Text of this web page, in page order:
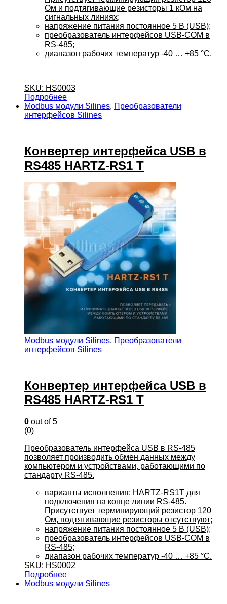
Ом и подтягивающие резисторы 1 кОм на
сигнальных линиях;
напряжение питания постоянное 5 В (USB);
преобразователь интерфейсов USB-COM в
RS-485;
диапазон рабочих температур -40 … +85 °C.
SKU: HS0003
Подробнее
Modbus модули Silines, Преобразователи
интерфейсов Silines
Конвертер интерфейса USB в
RS485 HARTZ-RS1 T
Modbus модули Silines, Преобразователи
интерфейсов Silines
Конвертер интерфейса USB в
RS485 HARTZ-RS1 T
0 out of 5
(0)
Преобразователь интерфейса USB в RS-485
позволяет производить обмен данных между
компьютером и устройствами, работающими по
стандарту RS-485.
варианты исполнения: HARTZ-RS1T для
подключения на конце линии RS-485.
Присутствует терминирующий резистор 120
Ом, подтягивающие резисторы отсутствуют;
напряжение питания постоянное 5 В (USB);
преобразователь интерфейсов USB-COM в
RS-485;
диапазон рабочих температур -40 … +85 °C.
SKU: HS0002
Подробнее
Modbus модули Silines